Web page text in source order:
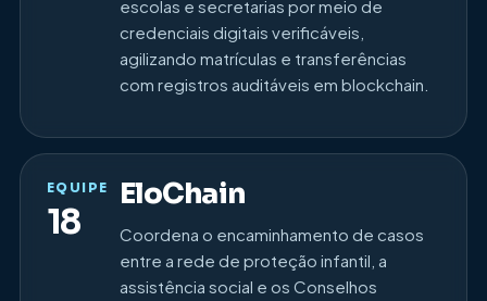
escolas e secretarias por meio de
credenciais digitais verificáveis,
agilizando matrículas e transferências
com registros auditáveis em blockchain.
EQUIPE
18
EloChain
Coordena o encaminhamento de casos
entre a rede de proteção infantil, a
assistência social e os Conselhos